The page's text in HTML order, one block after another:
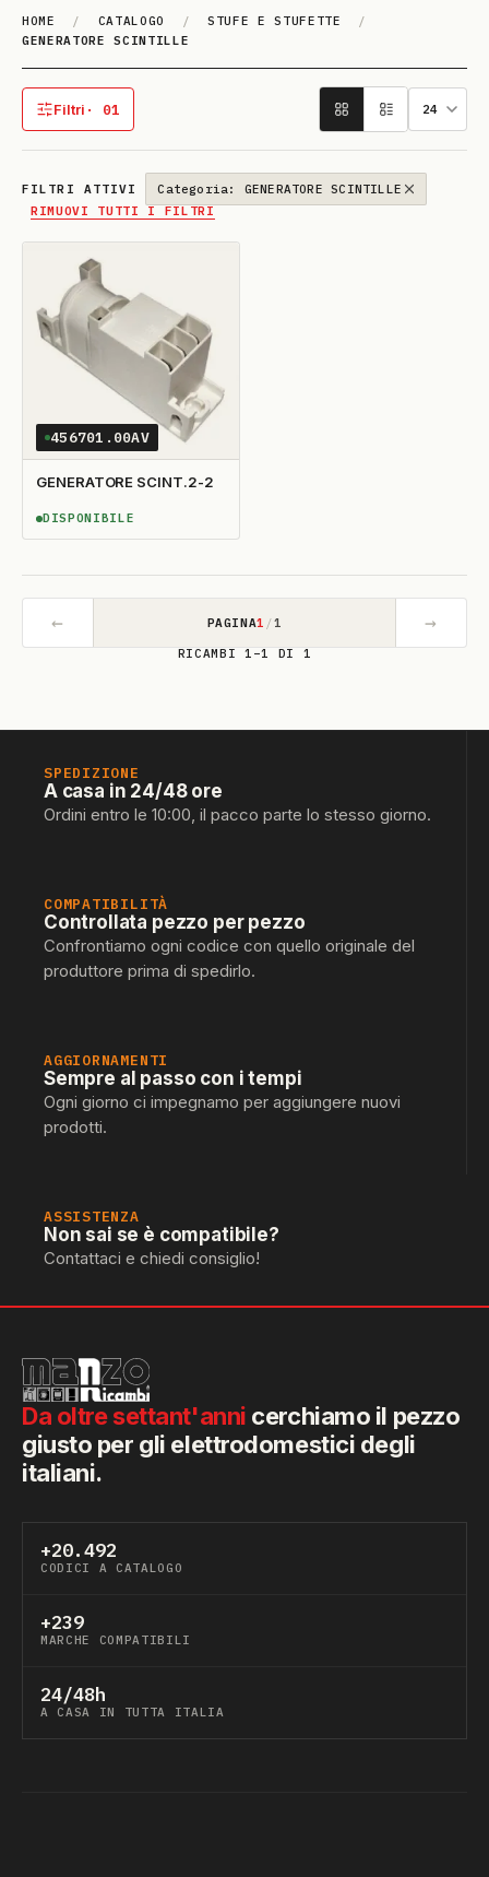
HOME / CATALOGO / STUFE E STUFETTE
/
GENERATORE SCINTILLE
GE­NE­RA­TO­RE SCINTILLE
Filtri · 01
1 filtro attivo
FILTRI ATTIVI
Categoria: GENERATORE SCINTILLE
RIMUOVI TUTTI I FILTRI
456701.00AV
GENERATORE SCINT.2-2
DISPONIBILE
DISPONIBILE
← PAGINA1 /1 →
RICAMBI 1–1 DI 1
SPEDIZIONE
A casa in 24/48 ore
Ordini entro le 10:00, il pacco parte lo stesso giorno.
COMPATIBILITÀ
Controllata pezzo per pezzo
Confrontiamo ogni codice con quello originale del
produttore prima di spedirlo.
AGGIORNAMENTI
Sempre al passo con i tempi
Ogni giorno ci impegnamo per aggiungere nuovi
prodotti.
ASSISTENZA
Non sai se è compatibile?
Contattaci e chiedi consiglio!
Da oltre settant'anni cerchiamo il pezzo
giusto per gli elettrodomestici degli
italiani.
+20.492
CODICI A CATALOGO
+239
MARCHE COMPATIBILI
24/48h
A CASA IN TUTTA ITALIA